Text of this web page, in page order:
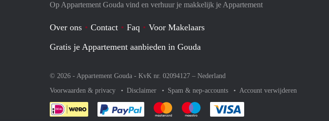
Op Appartement Gouda vind en verhuur je makkelijk je Appartement
Over ons Contact Faq
Voor Makelaars
Gratis je Appartement aanbieden in Gouda
© 2026 - Appartement Gouda - KvK nr. 02094127 – Nederland
Voorwaarden & privacy
Disclaimer Spam & nep-accounts Account verwijderen
Je rekent gemakkelijk af met Paypal
Je rekent gemakkelijk af met Mastercard
Je rekent gemakkelijk af met Meastro